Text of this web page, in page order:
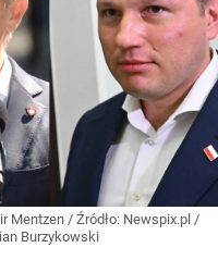
Mentzen / Źródło: Newspix.pl /
Burzykowski